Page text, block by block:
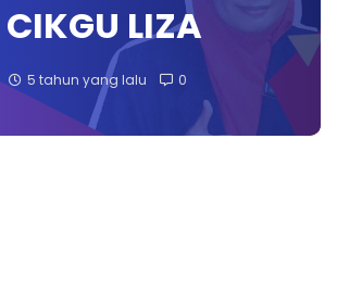
CIKGU LIZA
5 tahun yang lalu 0